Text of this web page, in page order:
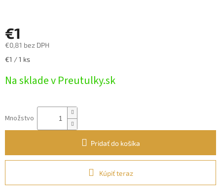
€1
€0,81 bez DPH
Jednotková
€1 / 1 ks
Na sklade v Preutulky.sk
Množstvo
Pridať do košíka
Kúpiť teraz